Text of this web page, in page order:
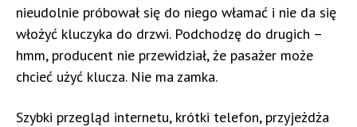
nieudolnie próbował się do niego włamać i nie da się
włożyć kluczyka do drzwi. Podchodzę do drugich –
hmm, producent nie przewidział, że pasażer może
chcieć użyć klucza. Nie ma zamka.
Szybki przegląd internetu, krótki telefon, przyjeżdża